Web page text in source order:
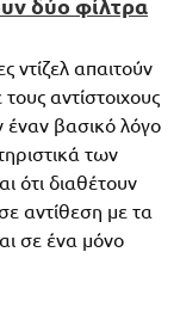
δύο φίλτρα
ντίζελ απαιτούν
αντίστοιχους
έναν βασικό λόγο
των
ότι διαθέτουν
αντίθεση με τα
σε ένα μόνο